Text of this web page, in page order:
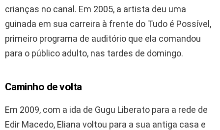
crianças no canal. Em 2005, a artista deu uma
guinada em sua carreira à frente do Tudo é Possível,
primeiro programa de auditório que ela comandou
para o público adulto, nas tardes de domingo.
Caminho de volta
Em 2009, com a ida de Gugu Liberato para a rede de
Edir Macedo, Eliana voltou para a sua antiga casa e